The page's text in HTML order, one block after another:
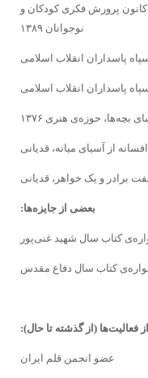
کانون پرورش فکری کودکان و
نوجوانان ۱۳۸۹
پاسداران انقلاب اسلامی
پاسداران انقلاب اسلامی
بچه‌ها، حوزه‌ى هنری ۱۳۷۶
برادر و یک خواهر،‌ قدیانی
بعضى از جایزه‌ها:
کتاب سال شهید غنی‌پور
کتاب سال دفاع مقدس
فعالیت‌ها (از گذشته تا حال):
عضو انجمن قلم ایران